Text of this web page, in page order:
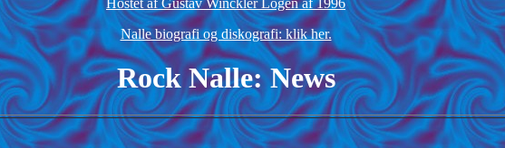
Hostet af Gustav Winckler Logen af 1996
Nalle biografi og diskografi: klik her.
Rock Nalle: News